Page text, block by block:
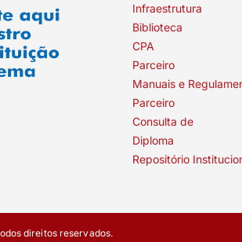
Infraestrutura
Biblioteca
CPA
Parceiro
Manuais e
Parceiro
Consulta de
Diploma
Repositório
direitos reservados.